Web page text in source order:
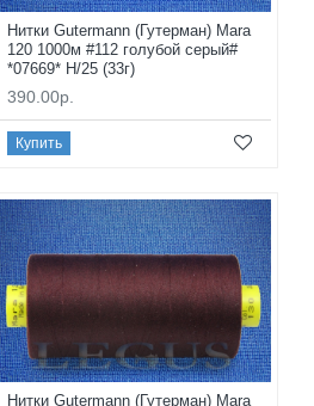
Нитки Gutermann (Гутерман) Mara
120 1000м #112 голубой серый#
*07669* H/25 (33г)
390.00р.
Купить
Нитки Gutermann (Гутерман) Mara